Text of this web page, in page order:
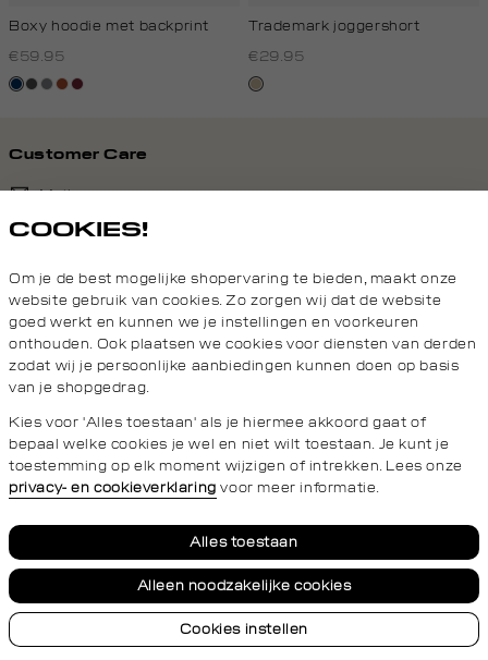
Boxy hoodie met backprint
€59.95
donkerblauw
donkergrijs
middengrijs
bruinbordeaux
Trademark joggershort
€29.95
lichtzand
Customer Care
Mail ons
Van maandag t/m vrijdag van 8.30 uur tot 18.00 uur.
Service
Privacy- en cookieverklaringAlgemene Voorwaarden
© 2026 Daily Aesthetikz Alle Rechten Voorbehouden
COOKIES!
Om je de best mogelijke shopervaring te bieden, maakt onze
website gebruik van cookies. Zo zorgen wij dat de website
goed werkt en kunnen we je instellingen en voorkeuren
onthouden. Ook plaatsen we cookies voor diensten van derden
zodat wij je persoonlijke aanbiedingen kunnen doen op basis
van je shopgedrag.
Kies voor 'Alles toestaan' als je hiermee akkoord gaat of
bepaal welke cookies je wel en niet wilt toestaan. Je kunt je
toestemming op elk moment wijzigen of intrekken. Lees onze
privacy- en cookieverklaring voor meer informatie.
Alles toestaan
Alleen noodzakelijke cookies
Cookies instellen